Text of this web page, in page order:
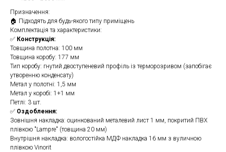
Призначення:
🏠 Підходять для будь-якого типу приміщень
Комплектація та характеристики:
✅ Конструкція:
Товщина полотна: 100 мм
Товщина коробу: 177 мм
Тип коробу: гнутий двоступеневий профіль із терморозривом (запобігає
утворенню конденсату)
Метал у полотні: 1,5 мм
Метал у коробі: 1+1 мм
Петлі: 3 шт.
✅ Оздоблення:
Зовнішня накладка: оцинкований металевий лист 1 мм, покритий ПВХ
плівкою "Lampre" (товщина 20 мм)
Внутрішня накладка: вологостійка МДФ накладка 16 мм з вуличною
плівкою Vinorit